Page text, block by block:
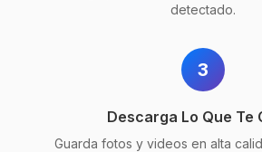
detectado.
3
Descarga Lo Que Te
Guarda fotos y videos en alta